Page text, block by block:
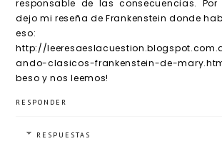
responsable de las consecuencias.
dejo mi reseña de Frankenstein donde
eso:
http://
ando-clasicos-frankenstein-de-
beso y nos leemos!
RESPONDER
RESPUESTAS